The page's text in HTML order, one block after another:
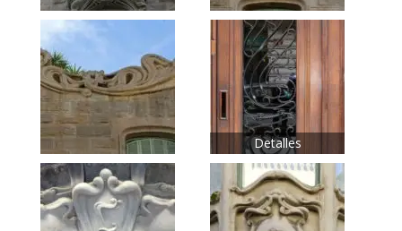
Detalles